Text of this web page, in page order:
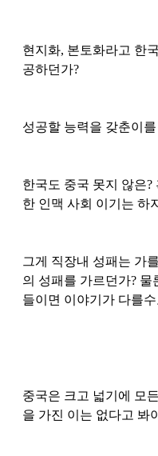
현지화, 본토화라고 한
공하던가?
성공할 능력을 갖춘이
한국도 중국 못지 않은?
한 인맥 사회 이기는 하
그게 직장내 성패는 가
의 성패를 가르던가? 물
들이면 이야기가 다를수
중국은 크고 넓기에 모
을 가진 이는 없다고 봐